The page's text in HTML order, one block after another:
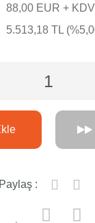
88,00 EUR + KDV
5.513,18 TL
: